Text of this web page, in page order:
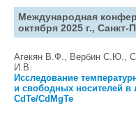
Международная
октября 2025 г., Санкт-
Агекян В.Ф., Вербин С.Ю.,
И.В.
Исследование
и свободных носителей в
CdTe/CdMgTe